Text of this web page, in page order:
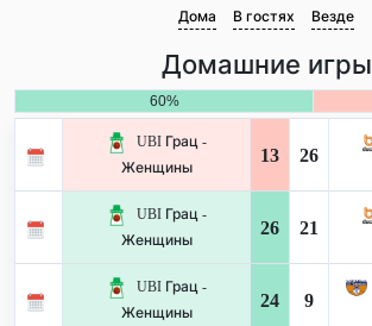
Дома В гостях Везде
Домашние игры
60%
UBI Грац -
Женщины
13 26
UBI Грац -
Женщины
26 21
UBI Грац -
Женщины
24 9